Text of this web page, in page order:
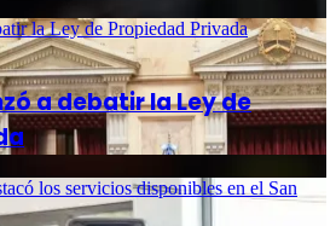
la Ley de Propiedad Privada
a debatir la Ley de
los servicios disponibles en el San